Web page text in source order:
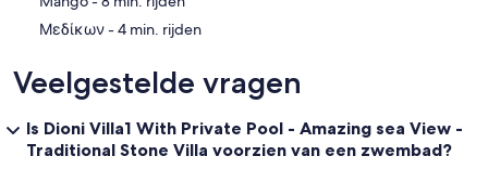
‪Μεδίκων - ‬4 min. rijden
Veelgestelde vragen
Is Dioni Villa1 With Private Pool - Amazing sea View -
Traditional Stone Villa voorzien van een zwembad?